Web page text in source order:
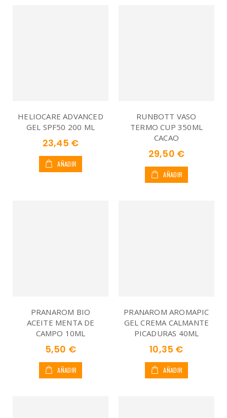
HELIOCARE ADVANCED
GEL SPF50 200 ML
23,45 €
AÑADIR
RUNBOTT VASO
TERMO CUP 350ML
CACAO
29,50 €
AÑADIR
PRANAROM BIO
ACEITE MENTA DE
CAMPO 10ML
5,50 €
AÑADIR
PRANAROM AROMAPIC
GEL CREMA CALMANTE
PICADURAS 40ML
10,35 €
AÑADIR